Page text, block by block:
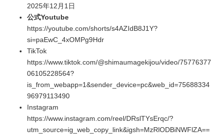
2025年12月1日
公式Youtube
https://youtube.com/shorts/s4AZIdB8J1Y?
si=paEwC_4xOMPg9Hdr
TikTok
https://www.tiktok.com/@shimaumagekijou/video/75776377
06105228564?
is_from_webapp=1&sender_device=pc&web_id=75688334
96979113490
Instagram
https://www.instagram.com/reel/DRslTYsErqc/?
utm_source=ig_web_copy_link&igsh=MzRlODBiNWFlZA==